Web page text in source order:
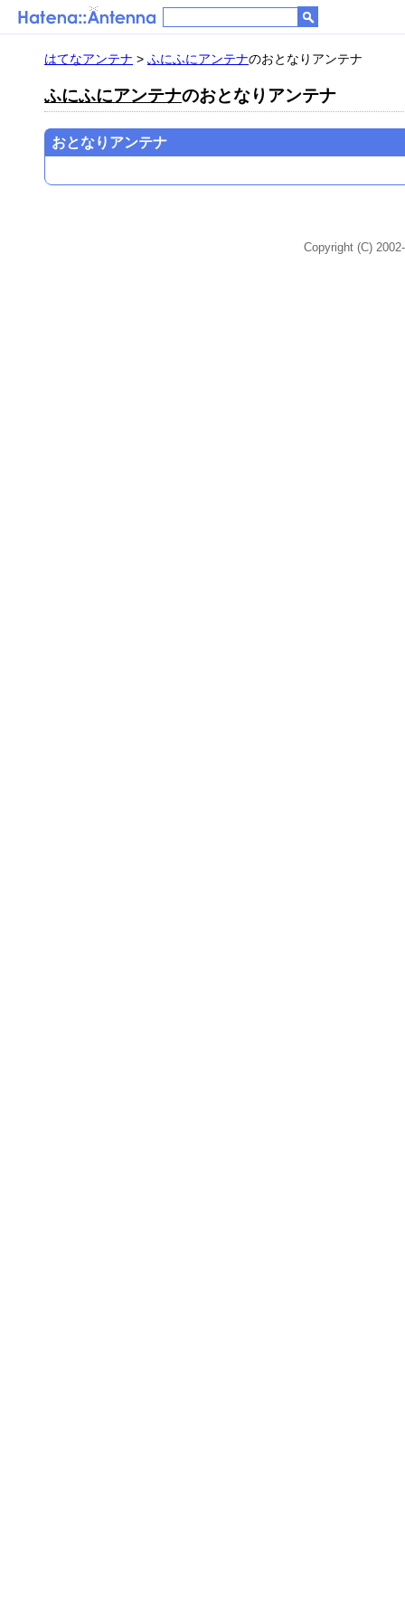
はてなアンテナ > ふにふにアンテナのおとなりアンテナ
ふにふにアンテナのおとなりアンテナ
おとなりアンテナ
Copyright (C)